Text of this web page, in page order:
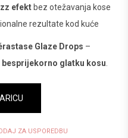
efektbez otežavanja kose
rezultate kod kuće
Glaze Drops –
besprijekorno glatku kosu
ZA USPOREDBU